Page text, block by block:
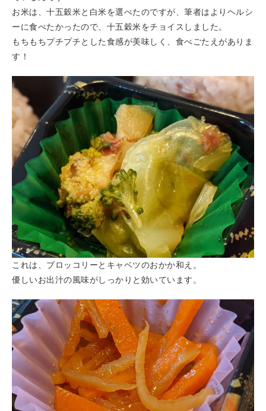
お米は、十五穀米と白米を選べたのですが、筆者はよりヘルシ
ーに食べたかったので、十五穀米をチョイスしました。
もちもちプチプチとした食感が美味しく、食べごたえがありま
す！
これは、ブロッコリーとキャベツのおかか和え。
優しいお出汁の風味がしっかりと効いています。